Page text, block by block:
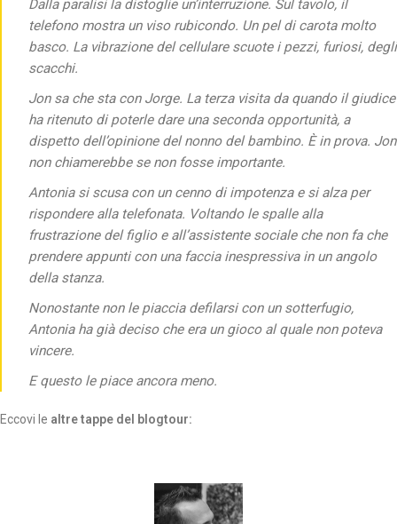
Dalla paralisi la distoglie un’interruzione. Sul tavolo, il
telefono mostra un viso rubicondo. Un pel di carota molto
basco. La vibrazione del cellulare scuote i pezzi, furiosi, degli
scacchi.
Jon sa che sta con Jorge. La terza visita da quando il giudice
ha ritenuto di poterle dare una seconda opportunità, a
dispetto dell’opinione del nonno del bambino. È in prova. Jon
non chiamerebbe se non fosse importante.
Antonia si scusa con un cenno di impotenza e si alza per
rispondere alla telefonata. Voltando le spalle alla
frustrazione del figlio e all’assistente sociale che non fa che
prendere appunti con una faccia inespressiva in un angolo
della stanza.
Nonostante non le piaccia defilarsi con un sotterfugio,
Antonia ha già deciso che era un gioco al quale non poteva
vincere.
E questo le piace ancora meno.
Eccovi le altre tappe del blogtour: